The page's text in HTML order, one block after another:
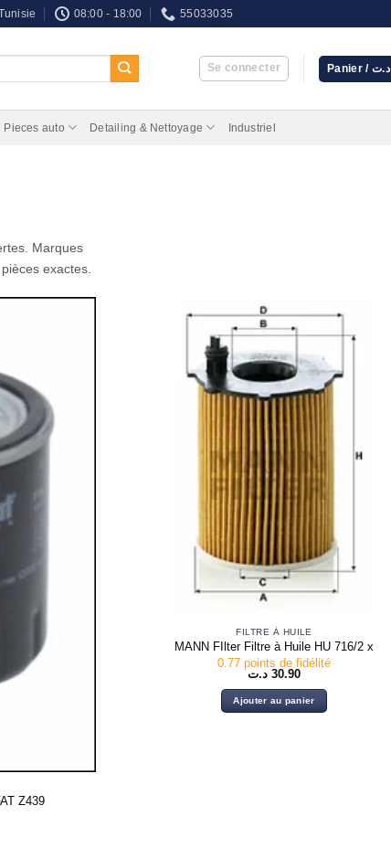
08:00 - 18:00 55033035
Se connecter Panier /د.ت
Pieces auto Detailing & Nettoyage Industriel
Marques
exactes.
Z439
FILTRE À HUILE
MANN FIlter Filtre à Huile HU 716/2 x
0.77 points de fidélité
30.90 د.ت
Ajouter au panier